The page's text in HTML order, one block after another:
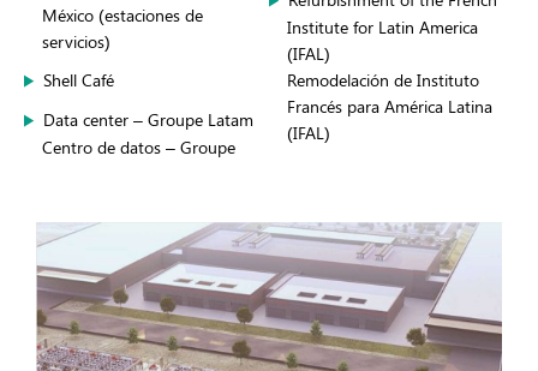
México (estaciones de
servicios)
Shell Café
Data center – Groupe Latam
Centro de datos – Groupe
Institute for Latin America
(IFAL)
Remodelación de Instituto
Francés para América Latina
(IFAL)